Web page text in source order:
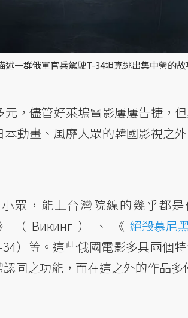
一群俄軍官兵駕駛T-34坦克逃出集中營的
，儘管好萊塢電影屢屢告捷，
動畫、風靡大眾的韓國影視之
眾，能上台灣院線的幾乎都
（Викинг）、《 絕殺慕尼
）等。這些俄國電影多具兩個
同之功能，而在這之外的作品多